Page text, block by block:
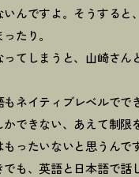
んですよ。そうすると
たり。
てしまうと、山崎さん
ネイティブレベルでで
できない、あえて制限
ったいないと思うんで
も、英語と日本語で話